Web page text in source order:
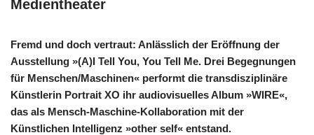
Medientheater
Fremd und doch vertraut: Anlässlich der Eröffnung der
Ausstellung »(A)I Tell You, You Tell Me. Drei Begegnungen
für Menschen/Maschinen« performt die transdisziplinäre
Künstlerin Portrait XO ihr audiovisuelles Album »WIRE«,
das als Mensch-Maschine-Kollaboration mit der
Künstlichen Intelligenz »other self« entstand.